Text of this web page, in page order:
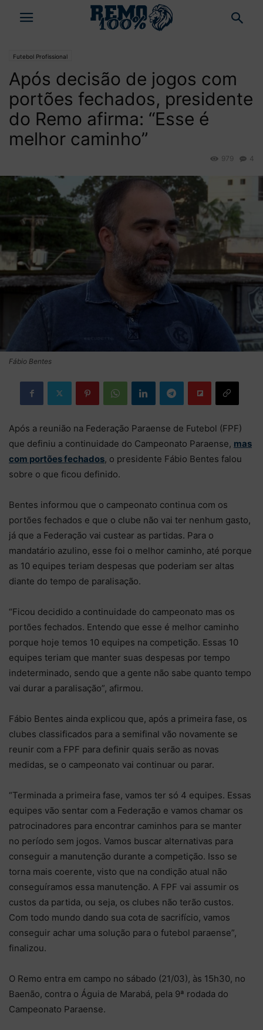
Futebol Profissional
Após decisão de jogos com
portões fechados, presidente
do Remo afirma: “Esse é
melhor caminho”
4
979
Fábio Bentes
Após a reunião na Federação Paraense de Futebol (FPF)
que definiu a continuidade do Campeonato Paraense, mas
com portões fechados, o presidente Fábio Bentes falou
sobre o que ficou definido.
Bentes informou que o campeonato continua com os
portões fechados e que o clube não vai ter nenhum gasto,
já que a Federação vai custear as partidas. Para o
mandatário azulino, esse foi o melhor caminho, até porque
as 10 equipes teriam despesas que poderiam ser altas
diante do tempo de paralisação.
“Ficou decidido a continuidade do campeonato mas os
portões fechados. Entendo que esse é melhor caminho
porque hoje temos 10 equipes na competição. Essas 10
equipes teriam que manter suas despesas por tempo
indeterminado, sendo que a gente não sabe quanto tempo
vai durar a paralisação”, afirmou.
Fábio Bentes ainda explicou que, após a primeira fase, os
clubes classificados para a semifinal vão novamente se
reunir com a FPF para definir quais serão as novas
medidas, se o campeonato vai continuar ou parar.
“Terminada a primeira fase, vamos ter só 4 equipes. Essas
equipes vão sentar com a Federação e vamos chamar os
patrocinadores para encontrar caminhos para se manter
no período sem jogos. Vamos buscar alternativas para
conseguir a manutenção durante a competição. Isso se
torna mais coerente, visto que na condição atual não
conseguíramos essa manutenção. A FPF vai assumir os
custos da partida, ou seja, os clubes não terão custos.
Com todo mundo dando sua cota de sacrifício, vamos
conseguir achar uma solução para o futebol paraense”,
finalizou.
O Remo entra em campo no sábado (21/03), às 15h30, no
Baenão, contra o Águia de Marabá, pela 9ª rodada do
Campeonato Paraense.